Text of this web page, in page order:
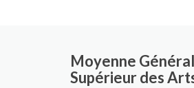
les étudiants à travers
garantit que les
Moyenne
Supérieur des